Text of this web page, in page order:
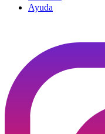
Ayuda